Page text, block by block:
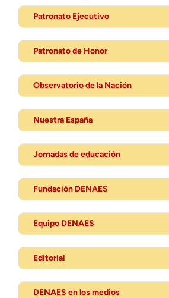
Patronato Ejecutivo
Patronato de Honor
Observatorio de la Nación
Nuestra España
Jornadas de educación
Fundación DENAES
Equipo DENAES
Editorial
DENAES en los medios